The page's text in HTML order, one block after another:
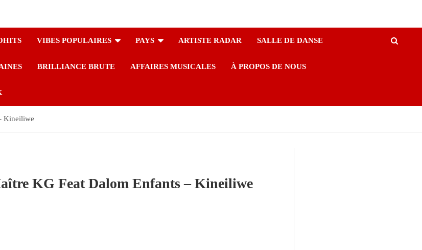
VIBES POPULAIRES PAYS ARTISTE RADAR SALLE DE DANSE
BRILLIANCE BRUTE AFFAIRES MUSICALES À PROPOS DE NOUS
Kineiliwe
KG Feat Dalom Enfants – Kineiliwe